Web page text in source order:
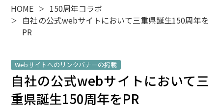
みえ150年の歩み
災害
産業 自然と文化
インフラ 偉人
HOME ＞ 150周年コラボ
＞
自社の公式webサイトにおいて三重県誕生150周年を
PR
Webサイトへのリンクバナーの掲載
自社の公式webサイトにおいて三
重県誕生150周年をPR